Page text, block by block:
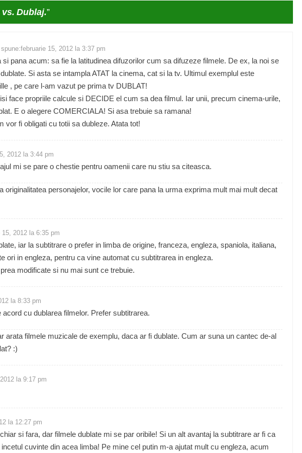
Dublaj.”
spune:februarie 15, 2012 la 3:37 pm
pana acum: sa fie la latitudinea difuzorilor cum sa difuzeze filmele. De ex, la noi se
Si asta se intampla ATAT la cinema, cat si la tv. Ultimul exemplul este
, pe care l-am vazut pe prima tv DUBLAT!
face propriile calcule si DECIDE el cum sa dea filmul. Iar unii, precum cinema-urile,
E o alegere COMERCIALA! Si asa trebuie sa ramana!
vor fi obligati cu totii sa dubleze. Atata tot!
2012 la 3:44 pm
mi se pare o chestie pentru oamenii care nu stiu sa citeasca.
originalitatea personajelor, vocile lor care pana la urma exprima mult mai mult decat
15, 2012 la 6:35 pm
iar la subtitrare o prefer in limba de origine, franceza, engleza, spaniola, italiana,
ori in engleza, pentru ca vine automat cu subtitrarea in engleza.
modificate si nu mai sunt ce trebuie.
la 8:33 pm
cu dublarea filmelor. Prefer subtitrarea.
arata filmele muzicale de exemplu, daca ar fi dublate. Cum ar suna un cantec de-al
:)
la 9:17 pm
la 12:27 pm
si fara, dar filmele dublate mi se par oribile! Si un alt avantaj la subtitrare ar fi ca
cuvinte din acea limba! Pe mine cel putin m-a ajutat mult cu engleza, acum